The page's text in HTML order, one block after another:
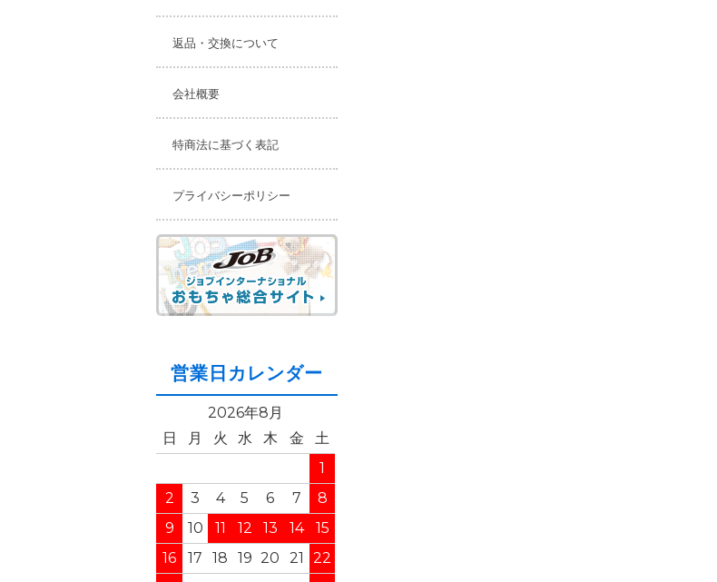
返品・交換について
会社概要
特商法に基づく表記
プライバシーポリシー
営業日カレンダー
2026年8月
日
月 火 水 木 金
土
1
2
3 4 5 6 7
8
9
10 11 12 13 14
15
16
17 18 19 20 21
22